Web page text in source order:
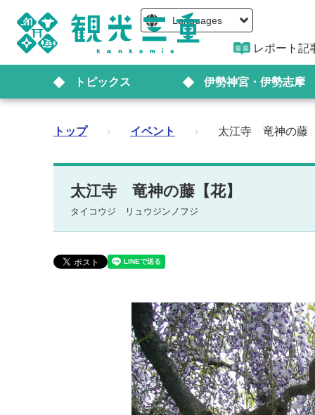
Languages
レポート記
トピックス 伊勢神宮・伊勢志摩
トップ › イベント › 太江寺 竜神の藤
太江寺 竜神の藤【花】
タイコウジ リュウジンノフジ